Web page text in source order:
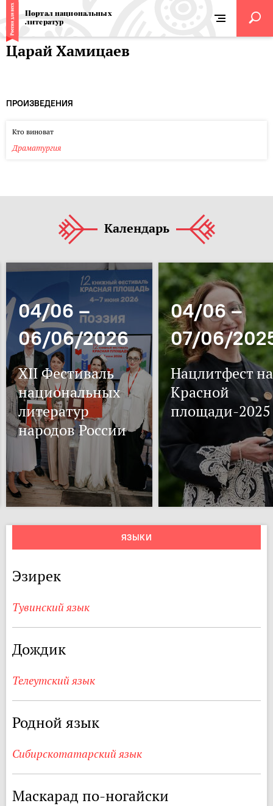
Портал национальных
литератур
Царай Хамицаев
ПРОИЗВЕДЕНИЯ
Кто виноват
Драматургия
Календарь
04/06 –
06/06/2026
XII Фестиваль
национальных
литератур
народов России
04/06 –
07/06/
Нацлитфест на
Красной
площади-2025
ЯЗЫКИ
Эзирек
Тувинский язык
Дождик
Телеутский язык
Родной язык
Сибирскотатарский язык
Маскарад по-ногайски